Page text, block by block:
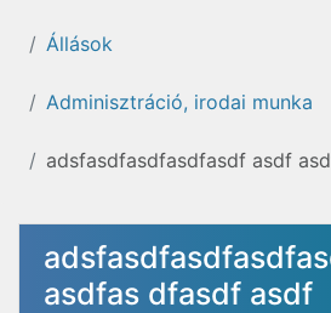
Állások
Adminisztráció, irodai munka
adsfasdfasdfasdfasdf asdf
asdfas dfasdf asdf